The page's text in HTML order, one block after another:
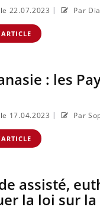
22.07.2023 | Par
: les
17.04.2023 | Par
assisté,
la loi sur
si on
de type 2
Youtube
Eczéma
préparer
L'été arrive…
rythme de